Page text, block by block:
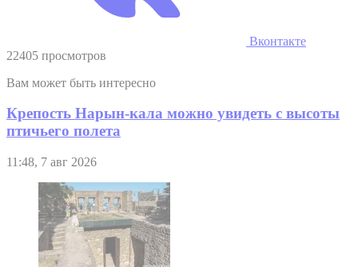
Вконтакте
22405 просмотров
Вам может быть интересно
Крепость Нарын-кала можно увидеть с высоты
птичьего полета
11:48, 7 авг 2026